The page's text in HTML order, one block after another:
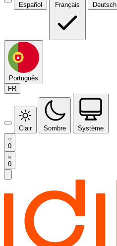
Español Français Deutsch
Português
FR
Clair Sombre Système
0
0